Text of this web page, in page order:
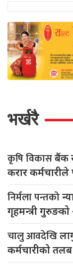
भर्खरै
कृषि विकासबैंक
करार
निर्मला पन्तको
गृहमन्त्री
चालु आवदेखि
कर्मचारीको